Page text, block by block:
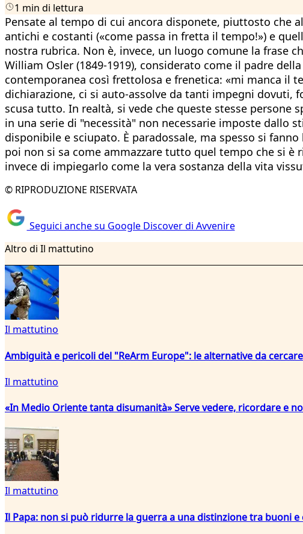
1 min di lettura
Pensate al tempo di cui ancora disponete, piuttosto che
antichi e costanti («come passa in fretta il tempo!») e
nostra rubrica. Non è, invece, un luogo comune la frase
William Osler (1849-1919), considerato come il padre
contemporanea così frettolosa e frenetica: «mi manca il
dichiarazione, ci si auto-assolve da tanti impegni dovuti,
scusa tutto. In realtà, si vede che queste stesse
in una serie di "necessità" non necessarie imposte dallo
disponibile e sciupato. È paradossale, ma spesso si
poi non si sa come ammazzare tutto quel tempo che si è
invece di impiegarlo come la vera sostanza della vita
© RIPRODUZIONE RISERVATA
Seguici anche su Google Discover di Avvenire
Altro di Il mattutino
Il mattutino
Ambiguità e pericoli del "ReArm Europe": le alternative da cercare
Il mattutino
«In Medio Oriente tanta disumanità» Serve vedere, ricordare e
Il mattutino
Il Papa: non si può ridurre la guerra a una distinzione tra buoni e